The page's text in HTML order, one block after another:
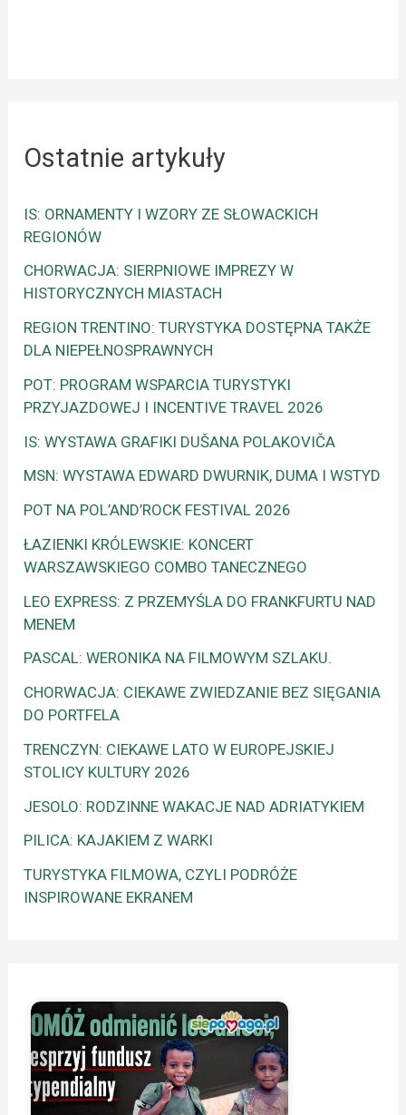
Ostatnie artykuły
IS: ORNAMENTY I WZORY ZE SŁOWACKICH
REGIONÓW
CHORWACJA: SIERPNIOWE IMPREZY W
HISTORYCZNYCH MIASTACH
REGION TRENTINO: TURYSTYKA DOSTĘPNA TAKŻE
DLA NIEPEŁNOSPRAWNYCH
POT: PROGRAM WSPARCIA TURYSTYKI
PRZYJAZDOWEJ I INCENTIVE TRAVEL 2026
IS: WYSTAWA GRAFIKI DUŠANA POLAKOVIČA
MSN: WYSTAWA EDWARD DWURNIK, DUMA I WSTYD
POT NA POL’AND’ROCK FESTIVAL 2026
ŁAZIENKI KRÓLEWSKIE: KONCERT
WARSZAWSKIEGO COMBO TANECZNEGO
LEO EXPRESS: Z PRZEMYŚLA DO FRANKFURTU NAD
MENEM
PASCAL: WERONIKA NA FILMOWYM SZLAKU.
CHORWACJA: CIEKAWE ZWIEDZANIE BEZ SIĘGANIA
DO PORTFELA
TRENCZYN: CIEKAWE LATO W EUROPEJSKIEJ
STOLICY KULTURY 2026
JESOLO: RODZINNE WAKACJE NAD ADRIATYKIEM
PILICA: KAJAKIEM Z WARKI
TURYSTYKA FILMOWA, CZYLI PODRÓŻE
INSPIROWANE EKRANEM